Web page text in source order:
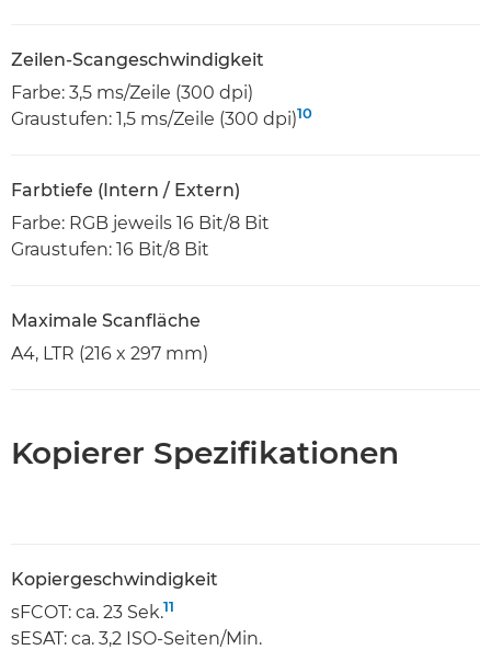
Zeilen-Scangeschwindigkeit
Farbe: 3,5 ms/Zeile (300 dpi)
Graustufen: 1,5 ms/Zeile (300 dpi)10
Farbtiefe (Intern / Extern)
Farbe: RGB jeweils 16 Bit/8 Bit
Graustufen: 16 Bit/8 Bit
Maximale Scanfläche
A4, LTR (216 x 297 mm)
Kopierer Spezifikationen
Kopiergeschwindigkeit
sFCOT: ca. 23 Sek.11
sESAT: ca. 3,2 ISO-Seiten/Min.